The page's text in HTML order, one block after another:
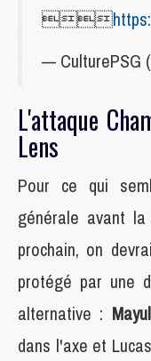

— CulturePSG
L'attaque
Lens
Pour ce qui
générale avant
prochain, on
protégé par une
alternative :
dans l'axe et Lucas